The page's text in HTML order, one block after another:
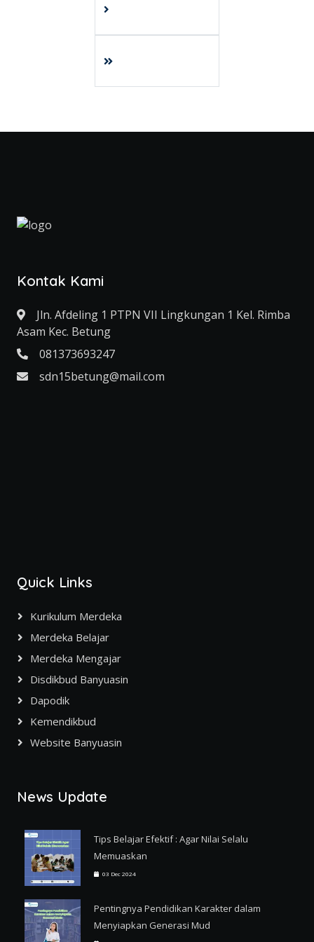
Kontak Kami
Jln. Afdeling 1 PTPN VII Lingkungan 1 Kel. Rimba
Asam Kec. Betung
081373693247
sdn15betung@mail.com
Quick Links
Kurikulum Merdeka
Merdeka Belajar
Merdeka Mengajar
Disdikbud Banyuasin
Dapodik
Kemendikbud
Website Banyuasin
News Update
Tips Belajar Efektif : Agar Nilai Selalu
Memuaskan
03 Dec 2024
Pentingnya Pendidikan Karakter dalam
Menyiapkan Generasi Mud